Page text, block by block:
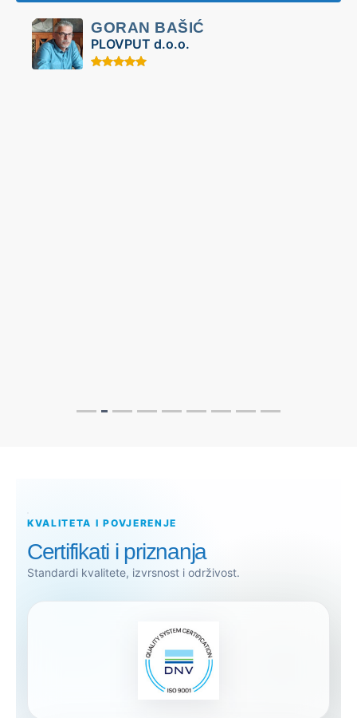
GORAN BAŠIĆ
PLOVPUT d.o.o.
KVALITETA I POVJERENJE
Certifikati i priznanja
Standardi kvalitete, izvrsnost i održivost.